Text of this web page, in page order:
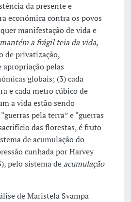
da presente e
económica contra os povos
manifestação de vida e
a frágil teia da vida,
de privatização,
pelas
globais; (3) cada
e cada metro cúbico de
a vida estão sendo
pela terra” e “guerras
das florestas, é fruto
de acumulação do
cunhada por Harvey
pelo sistema de acumulação
de Maristela Svampa